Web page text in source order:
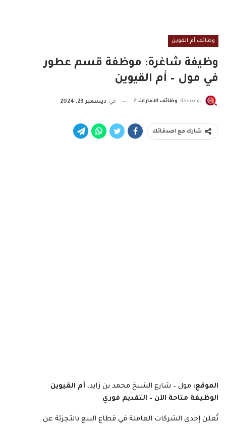
وظائف أم القوين
وظيفة شاغرة: موظفة قسم عطور
في مول – أم القيوين
بواسطة وظائف الامارات ٢ في ديسمبر 23, 2024
شارك مع اصدقائك
الموقع: مول – شارع الشيخ محمد بن زايد، أم القيوين
الوظيفة متاحة الآن – التقديم فوري
تُعلن إحدى الشركات العاملة في قطاع البيع بالتجزئة عن